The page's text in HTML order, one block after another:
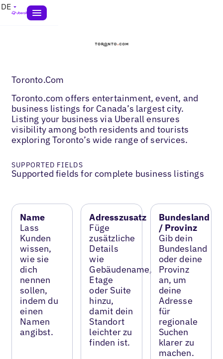
DE
Toronto.Com
Toronto.com offers entertainment, event, and
business listings for Canada’s largest city.
Listing your business via Uberall ensures
visibility among both residents and tourists
exploring Toronto’s wide range of services.
SUPPORTED FIELDS
Supported fields for complete business listings
Name
Lass
Kunden
wissen,
wie sie
dich
nennen
sollen,
indem du
einen
Namen
angibst.
Adresszusatz
Füge
zusätzliche
Details
wie
Gebäudename,
Etage
oder Suite
hinzu,
damit dein
Standort
leichter zu
finden ist.
Bundesland
/ Provinz
Gib dein
Bundesland
oder deine
Provinz
an, um
deine
Adresse
für
regionale
Suchen
klarer zu
machen.